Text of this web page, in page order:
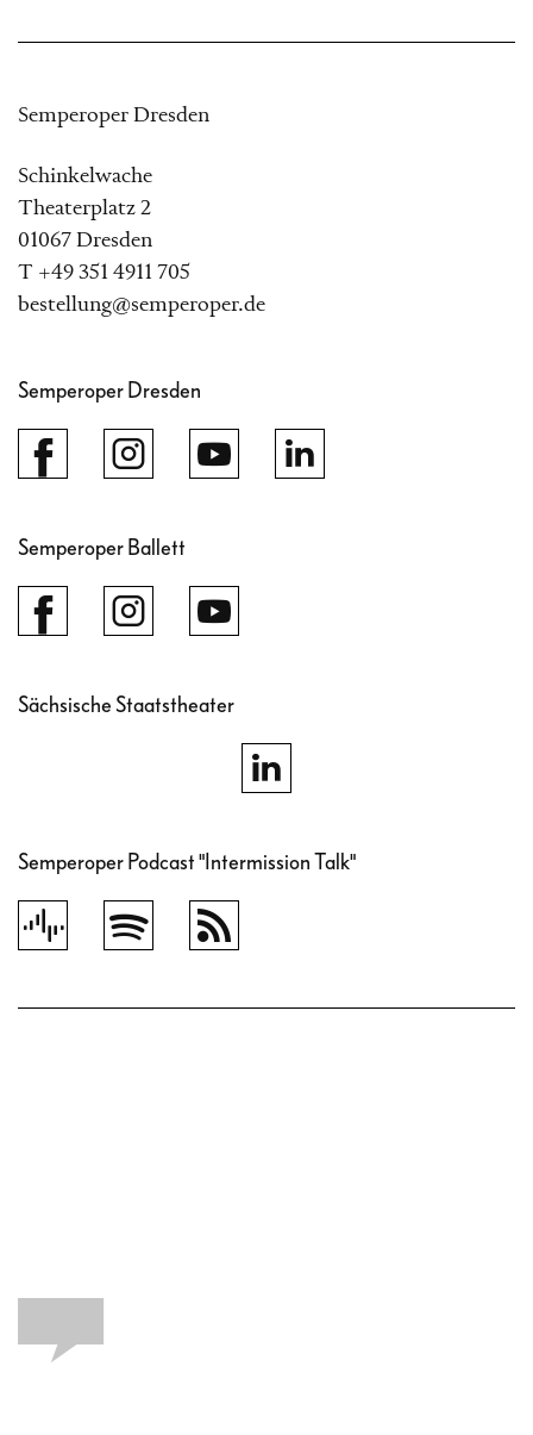
Semperoper Dresden
Schinkelwache
Theaterplatz 2
01067 Dresden
T +49 351 4911 705
bestellung@semperoper.de
Semperoper Dresden
Semperoper Ballett
Sächsische Staatstheater
Semperoper Podcast "Intermission Talk"